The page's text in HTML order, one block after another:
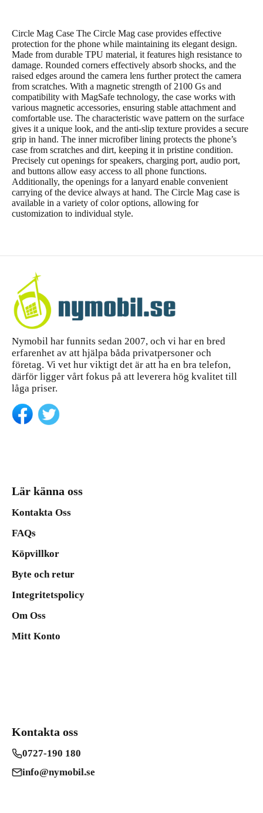
Circle Mag Case The Circle Mag case provides effective
protection for the phone while maintaining its elegant design.
Made from durable TPU material, it features high resistance to
damage. Rounded corners effectively absorb shocks, and the
raised edges around the camera lens further protect the camera
from scratches. With a magnetic strength of 2100 Gs and
compatibility with MagSafe technology, the case works with
various magnetic accessories, ensuring stable attachment and
comfortable use. The characteristic wave pattern on the surface
gives it a unique look, and the anti-slip texture provides a secure
grip in hand. The inner microfiber lining protects the phone’s
case from scratches and dirt, keeping it in pristine condition.
Precisely cut openings for speakers, charging port, audio port,
and buttons allow easy access to all phone functions.
Additionally, the openings for a lanyard enable convenient
carrying of the device always at hand. The Circle Mag case is
available in a variety of color options, allowing for
customization to individual style.
Nymobil har funnits sedan 2007, och vi har en bred
erfarenhet av att hjälpa båda privatpersoner och
företag. Vi vet hur viktigt det är att ha en bra telefon,
därför ligger vårt fokus på att leverera hög kvalitet till
låga priser.
Lär känna oss
Kontakta Oss
FAQs
Köpvillkor
Byte och retur
Integritetspolicy
Om Oss
Mitt Konto
Kontakta oss
0727-190 180
info@nymobil.se